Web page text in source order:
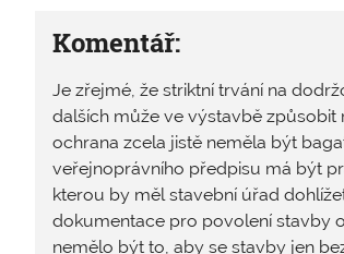
Komentář:
Je zřejmé, že striktní trvání na
dalších může ve výstavbě
ochrana zcela jistě neměla být
veřejnoprávního předpisu má být
kterou by měl stavební úřad
dokumentace pro povolení stavby
nemělo být to, aby se stavby jen